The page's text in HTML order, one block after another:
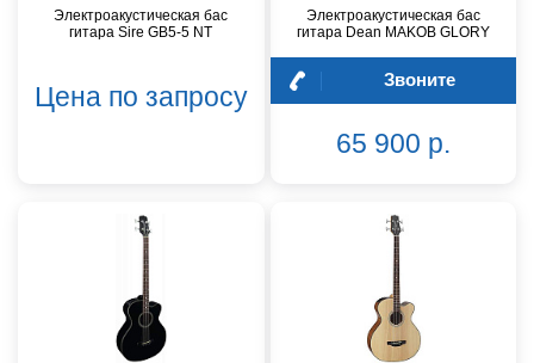
Электроакустическая бас
гитара Sire GB5-5 NT
Цена по запросу
Электроакустическая бас
гитара Dean MAKOB GLORY
Звоните
65 900 р.